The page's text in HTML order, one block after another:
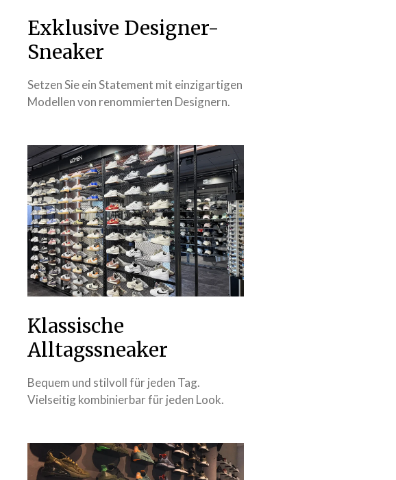
Exklusive Designer-
Sneaker
Setzen Sie ein Statement mit einzigartigen
Modellen von renommierten Designern.
Klassische
Alltagssneaker
Bequem und stilvoll für jeden Tag.
Vielseitig kombinierbar für jeden Look.